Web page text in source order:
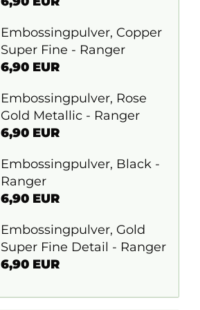
Embossingpulver, Copper
Super Fine - Ranger
6,90 EUR
Embossingpulver, Rose
Gold Metallic - Ranger
6,90 EUR
Embossingpulver, Black -
Ranger
6,90 EUR
Embossingpulver, Gold
Super Fine Detail - Ranger
6,90 EUR